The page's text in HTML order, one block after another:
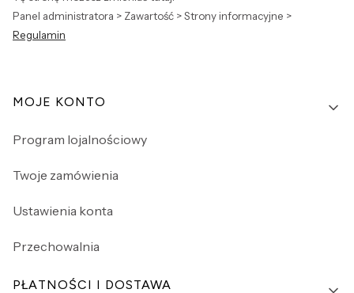
Panel administratora > Zawartość > Strony informacyjne >
Regulamin
Linki w stopce
MOJE KONTO
Program lojalnościowy
Twoje zamówienia
Ustawienia konta
Przechowalnia
PŁATNOŚCI I DOSTAWA